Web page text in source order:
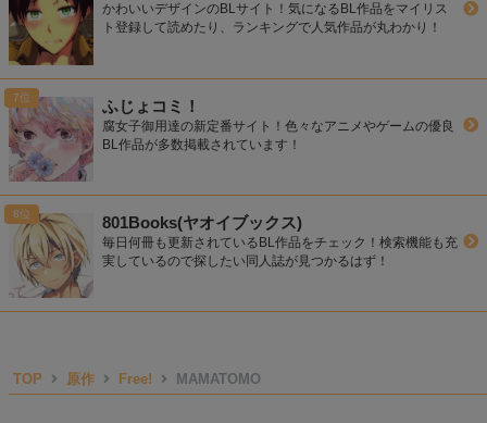
かわいいデザインのBLサイト！気になるBL作品をマイリス
ト登録して読めたり、ランキングで人気作品が丸わかり！
ふじょコミ！
腐女子御用達の新定番サイト！色々なアニメやゲームの優良
BL作品が多数掲載されています！
801Books(ヤオイブックス)
毎日何冊も更新されているBL作品をチェック！検索機能も充
実しているので探したい同人誌が見つかるはず！
TOP 原作 Free! MAMATOMO